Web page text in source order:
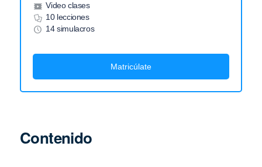
Video clases
10 lecciones
14 simulacros
Matricúlate
Contenido